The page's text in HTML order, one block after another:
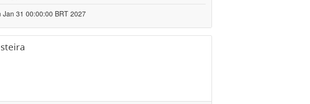
31 00:00:00 BRT 2027